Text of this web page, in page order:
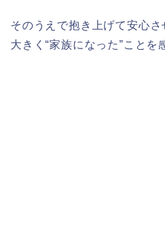
そのうえで抱き上げて安心
大きく“家族になった”ことを